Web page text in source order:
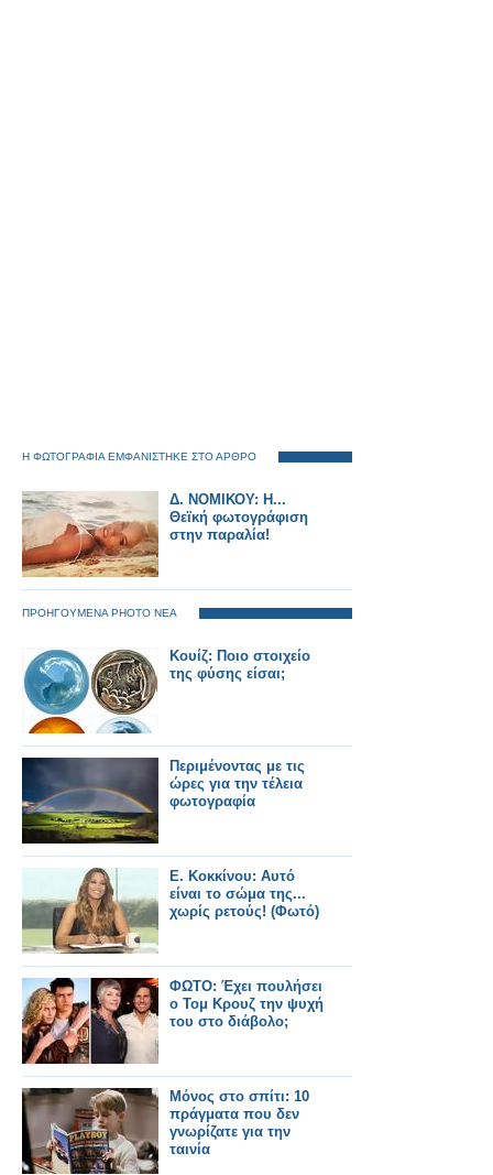
Η ΦΩΤΟΓΡΑΦΙΑ ΕΜΦΑΝΙΣΤΗΚΕ ΣΤΟ ΑΡΘΡΟ
Δ. ΝΟΜΙΚΟΥ: Η...
Θεϊκή φωτογράφιση
στην παραλία!
ΠΡΟΗΓΟΥΜΕΝΑ PHOTO ΝΕΑ
Κουίζ: Ποιο στοιχείο
της φύσης είσαι;
Περιμένοντας με τις
ώρες για την τέλεια
φωτογραφία
Ε. Κοκκίνου: Αυτό
είναι το σώμα της...
χωρίς ρετούς! (Φωτό)
ΦΩΤΟ: Έχει πουλήσει
ο Τομ Κρουζ την ψυχή
του στο διάβολο;
Μόνος στο σπίτι: 10
πράγματα που δεν
γνωρίζατε για την
ταινία